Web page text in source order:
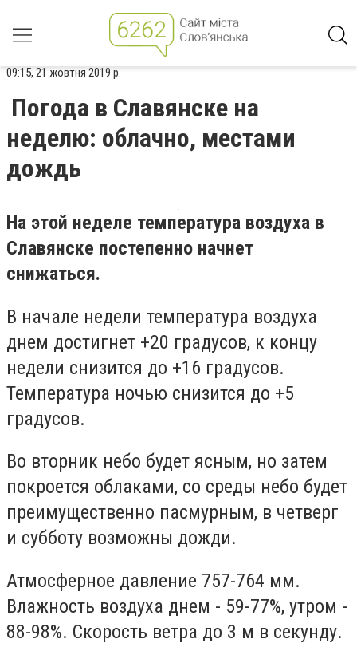
09:15, 21 жовтня 2019 р.
Погода в Славянске на
неделю: облачно, местами
дождь
На этой неделе температура воздуха в
Славянске постепенно начнет
снижаться.
В начале недели температура воздуха
днем достигнет +20 градусов, к концу
недели снизится до +16 градусов.
Температура ночью снизится до +5
градусов.
Во вторник небо будет ясным, но затем
покроется облаками, со среды небо будет
преимущественно пасмурным, в четверг
и субботу возможны дожди.
Атмосферное давление 757-764 мм.
Влажность воздуха днем - 59-77%, утром -
88-98%. Скорость ветра до 3 м в секунду.